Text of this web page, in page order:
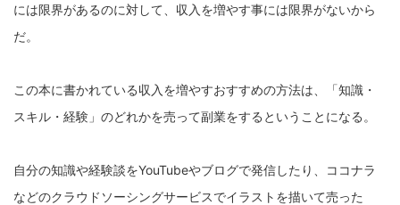
には限界があるのに対して、収入を増やす事には限界がないから
だ。
この本に書かれている収入を増やすおすすめの方法は、「知識・
スキル・経験」のどれかを売って副業をするということになる。
自分の知識や経験談をYouTubeやブログで発信したり、ココナラ
などのクラウドソーシングサービスでイラストを描いて売った